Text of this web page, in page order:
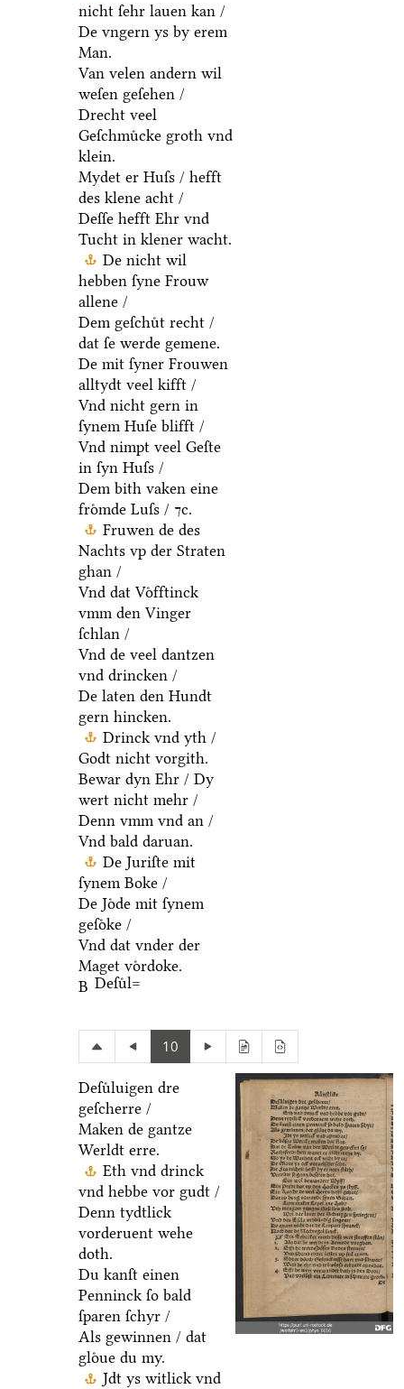
nicht ſehr lauen kan /
De vngern ys by erem
Man.
Van velen andern wil
weſen geſehen /
Drecht veel
Geſchmuͤcke groth vnd
klein.
Mydet er Huſs / hefft
des klene acht /
Deſſe hefft Ehr vnd
Tucht in klener wacht.
De nicht wil
hebben ſyne Frouw
allene /
Dem geſchuͤt recht /
dat ſe werde gemene.
De mit ſyner Frouwen
alltydt veel kifft /
Vnd nicht gern in
ſynem Huſe blifft /
Vnd nimpt veel Geſte
in ſyn Huſs /
Dem bith vaken eine
froͤmde Luſs / ⁊c.
Fruwen de des
Nachts vp der Straten
ghan /
Vnd dat Voͤfftinck
vmm den Vinger
ſchlan /
Vnd de veel dantzen
vnd drincken /
De laten den Hundt
gern hincken.
Drinck vnd yth /
Godt nicht vorgith.
Bewar dyn Ehr / Dy
wert nicht mehr /
Denn vmm vnd an /
Vnd bald daruan.
De Juriſte mit
ſynem Boke /
De Joͤde mit ſynem
geſoͤke /
Vnd dat vnder der
Maget voͤrdoke.
B Deſuͤl=
10
Deſuͤluigen dre
geſcherre /
Maken de gantze
Werldt erre.
Eth vnd drinck
vnd hebbe vor gudt /
Denn tydtlick
vorderuent wehe
doth.
Du kanſt einen
Penninck ſo bald
ſparen ſchyr /
Als gewinnen / dat
gloͤue du my.
Jdt ys witlick vnd